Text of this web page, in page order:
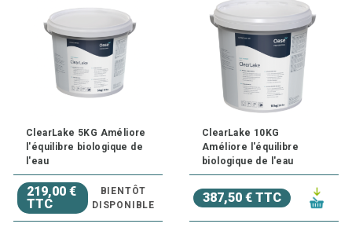
ClearLake 5KG Améliore
l'équilibre biologique de
l'eau
219,00 €
TTC
BIENTÔT
DISPONIBLE
ClearLake 10KG
Améliore l'équilibre
biologique de l'eau
387,50 € TTC